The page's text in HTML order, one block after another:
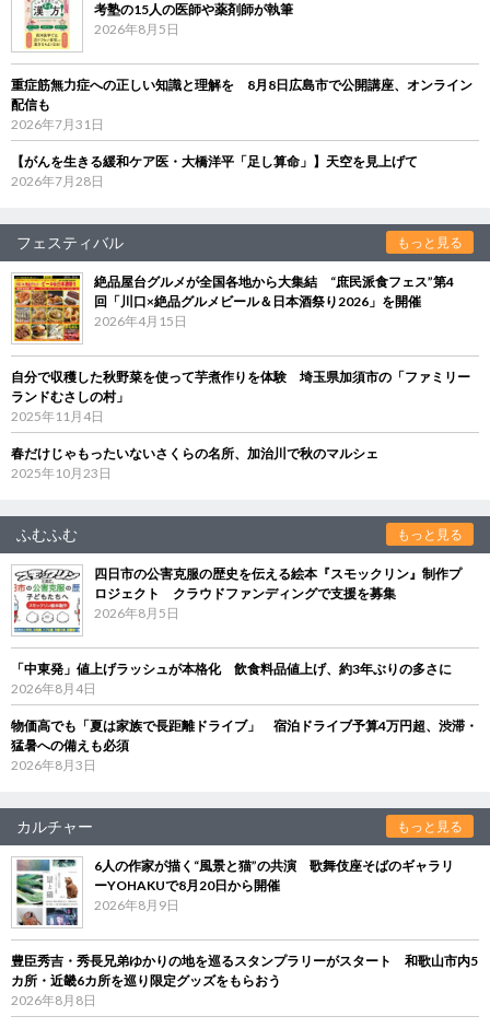
考塾の15人の医師や薬剤師が執筆
2026年8月5日
重症筋無力症への正しい知識と理解を 8月8日広島市で公開講座、オンライン
配信も
2026年7月31日
【がんを生きる緩和ケア医・大橋洋平「足し算命」】天空を見上げて
2026年7月28日
フェスティバル もっと見る
絶品屋台グルメが全国各地から大集結 “庶民派食フェス”第4
回「川口×絶品グルメビール＆日本酒祭り2026」を開催
2026年4月15日
自分で収穫した秋野菜を使って芋煮作りを体験 埼玉県加須市の「ファミリー
ランドむさしの村」
2025年11月4日
春だけじゃもったいないさくらの名所、加治川で秋のマルシェ
2025年10月23日
ふむふむ もっと見る
四日市の公害克服の歴史を伝える絵本『スモックリン』制作プ
ロジェクト クラウドファンディングで支援を募集
2026年8月5日
「中東発」値上げラッシュが本格化 飲食料品値上げ、約3年ぶりの多さに
2026年8月4日
物価高でも「夏は家族で長距離ドライブ」 宿泊ドライブ予算4万円超、渋滞・
猛暑への備えも必須
2026年8月3日
カルチャー もっと見る
6人の作家が描く“風景と猫”の共演 歌舞伎座そばのギャラリ
ーYOHAKUで8月20日から開催
2026年8月9日
豊臣秀吉・秀長兄弟ゆかりの地を巡るスタンプラリーがスタート 和歌山市内5
カ所・近畿6カ所を巡り限定グッズをもらおう
2026年8月8日